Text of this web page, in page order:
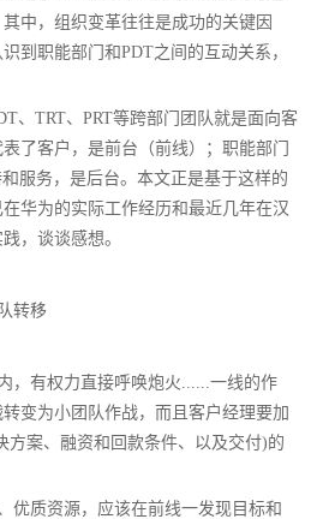
中，组织变革往往是成功的关键因
到职能部门和PDT之间的互动关系，
、TRT、PRT等跨部门团队就是面向客
了客户，是前台（前线）；职能部门
服务，是后台。本文正是基于这样的
华为的实际工作经历和最近几年在汉
，谈谈感想。
转移
，有权力直接呼唤炮火......一线的作
变为小团队作战，而且客户经理要加
方案、融资和回款条件、以及交付)的
优质资源，应该在前线一发现目标和